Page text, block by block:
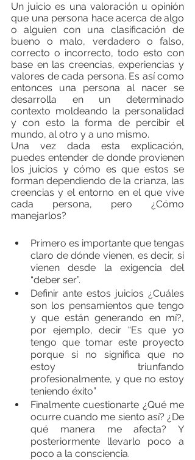
Un juicio es una valoración u opinión
que una persona hace acerca de algo
o alguien con una clasificación de
bueno o malo, verdadero o falso,
correcto o incorrecto, todo esto con
base en las creencias, experiencias y
valores de cada persona. Es así como
entonces una persona al nacer se
desarrolla en un determinado
contexto moldeando la personalidad
y con esto la forma de percibir el
mundo, al otro y a uno mismo.
Una vez dada esta explicación,
puedes entender de donde provienen
los juicios y cómo es que estos se
forman dependiendo de la crianza, las
creencias y el entorno en el que vive
cada persona, pero ¿Cómo
manejarlos?
Primero es importante que tengas
claro de dónde vienen, es decir, si
vienen desde la exigencia del
“deber ser”.
Definir ante estos juicios ¿Cuáles
son los pensamientos que tengo
y que están generando en mí?,
por ejemplo, decir “Es que yo
tengo que tomar este proyecto
porque si no significa que no
estoy triunfando
profesionalmente, y que no estoy
teniendo éxito”
Finalmente cuestionarte ¿Qué me
ocurre cuando me siento así? ¿De
qué manera me afecta? Y
posteriormente llevarlo poco a
poco a la consciencia.